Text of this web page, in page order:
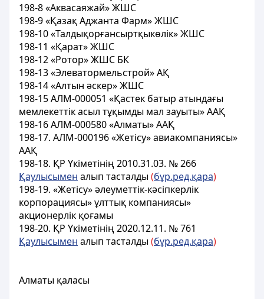
198-8 «Аквасаяжай» ЖШС
198-9 «Қазақ Аджанта Фарм» ЖШС
198-10 «Талдықорғансыртқыкөлiк» ЖШС
198-11 «Қарат» ЖШС
198-12 «Ротор» ЖШС БК
198-13 «Элеватормельстрой» АҚ
198-14 «Алтын әскер» ЖШС
198-15 АЛМ-000051 «Қастек батыр атындағы
мемлекеттік асыл тұқымды мал зауыты» ААҚ
198-16 АЛМ-000580 «Алматы» ААҚ
198-17. АЛМ-000196 «Жетiсу» авиакомпаниясы»
AAҚ
198-18. ҚР Үкіметінің 2010.31.03. № 266
Қаулысымен алып тасталды(бұр.ред.қара)
198-19. «Жетісу» әлеуметтік-кәсіпкерлік
корпорациясы» ұлттық компаниясы»
акционерлік қоғамы
198-20. ҚР Үкіметінің 2020.12.11. № 761
Қаулысымен алып тасталды(бұр.ред.қара)
Алматы қаласы